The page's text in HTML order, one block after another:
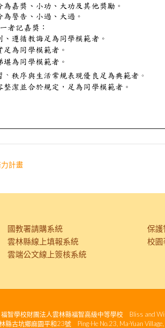
計畫
國教署請購系統
雲林縣線上填報系統
雲端公文線上簽核系統
保護
校園
福智學校財團法人雲林縣福智高級中等學校 Bliss and
縣古坑鄉麻園平和23號 Ping-He No.23, Ma-Yuan Village,